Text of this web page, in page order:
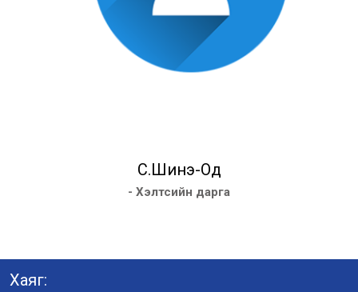
С.Шинэ-Од
- Хэлтсийн дарга
Хаяг: